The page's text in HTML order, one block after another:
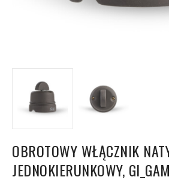
OBROTOWY WŁĄCZNIK
JEDNOKIERUNKOWY,